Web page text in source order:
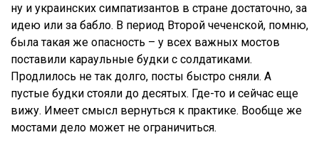
ну и украинских симпатизантов в стране достаточно, за
идею или за бабло. В период Второй чеченской, помню,
была такая же опасность – у всех важных мостов
поставили караульные будки с солдатиками.
Продлилось не так долго, посты быстро сняли. А
пустые будки стояли до десятых. Где-то и сейчас еще
вижу. Имеет смысл вернуться к практике. Вообще же
мостами дело может не ограничиться.